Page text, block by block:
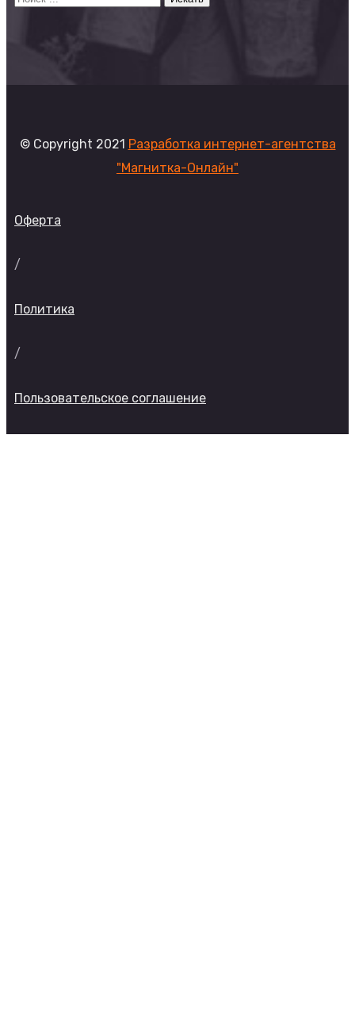
© Copyright 2021 Разработка интернет-агентства
"Магнитка-Онлайн"
Оферта
/
Политика
/
Пользовательское соглашение